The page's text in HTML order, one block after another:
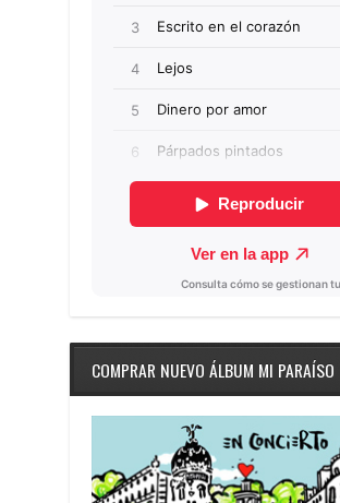
COMPRAR NUEVO ÁLBUM MI PARAÍSO